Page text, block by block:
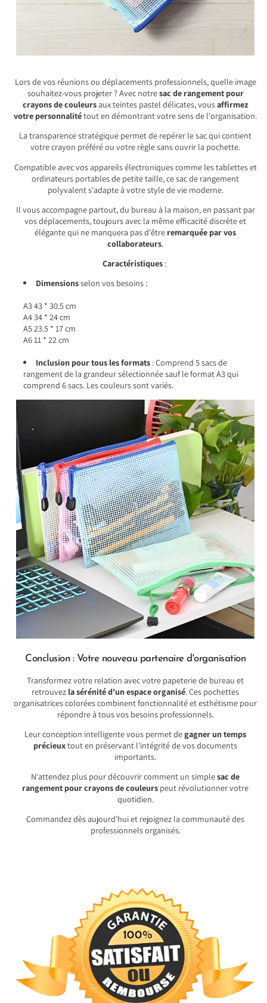
Lors de vos réunions ou déplacements professionnels, quelle image
souhaitez-vous projeter ? Avec notresac de rangement pour
crayons de couleursaux teintes pastel délicates, vousaffirmez
votre personnalitétout en démontrant votre sens de l'organisation.
La transparence stratégique permet de repérer le sac qui contient
votre crayon préféré ou votre règle sans ouvrir la pochette.
Compatible avec vos appareils électroniques comme les tablettes et
ordinateurs portables de petite taille, ce sac de rangement
polyvalent s'adapte à votre style de vie moderne.
Il vous accompagne partout, du bureau à la maison, en passant par
vos déplacements, toujours avec la même efficacité discrète et
élégante qui ne manquera pas d'être remarquée par vos
collaborateurs.
Caractéristiques :
Dimensionsselon vos besoins :
A3 43 * 30.5 cm
A4 34 * 24 cm
A5 23.5 * 17 cm
A6 11 * 22 cm
Inclusion pour tous les formats :Comprend 5 sacs de
rangement de la grandeur sélectionnée sauf le format A3 qui
comprend 6 sacs. Les couleurs sont variés.
Conclusion : Votre nouveau partenaire d'organisation
Transformez votre relation avec votre papeterie de bureau et
retrouvez la sérénité d'un espace organisé. Ces pochettes
organisatrices colorées combinent fonctionnalité et esthétisme pour
répondre à tous vos besoins professionnels.
Leur conception intelligente vous permet degagner un temps
précieuxtout en préservant l'intégrité de vos documents
importants.
N'attendez plus pour découvrir comment un simplesac de
rangement pour crayons de couleurs peut révolutionner votre
quotidien.
Commandez dès aujourd'hui et rejoignez la communauté des
professionnels organisés.